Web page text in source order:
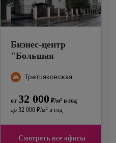
Бизнес-центр
"Большая
Третьяковская
от 32 000 ₽/м² в год
до 32 000 ₽/м² в год
Смотреть все офисы